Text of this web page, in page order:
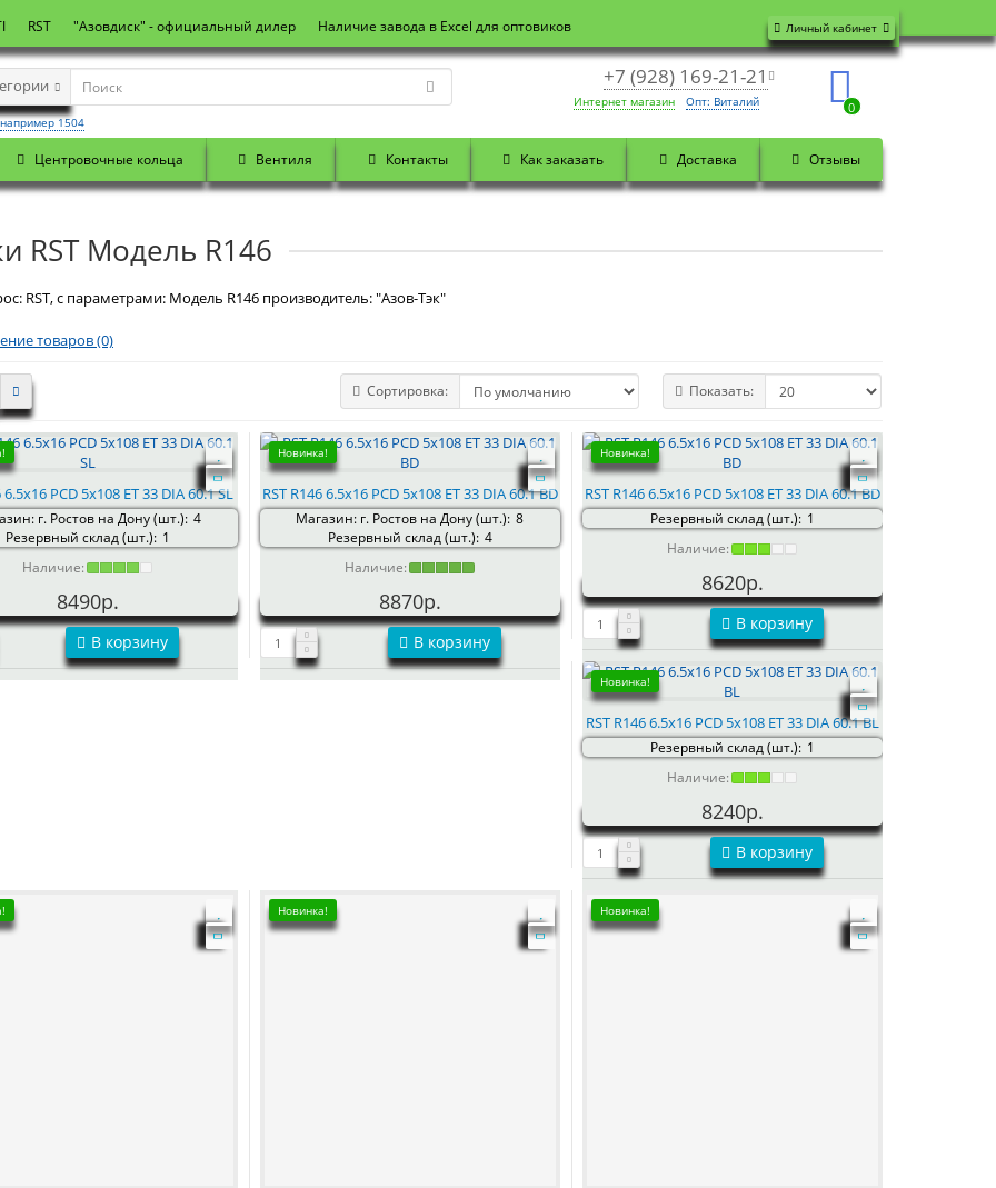
Личный кабинет
RST "Азовдиск" - официальный дилер Наличие завода в Excel для оптовиков
+7 (928) 169-21-21
Интернет магазин Опт: Виталий 0
например 1504
Центровочные кольца Вентиля Контакты Как заказать Доставка Отзывы
RST Модель R146
RST, с параметрами: Модель R146 производитель: "Азов-Тэк"
товаров (0)
Сортировка: Показать:
6.5x16 PCD 5x108 ET 33 DIA 60.1 SL
г. Ростов на Дону (шт.): 4
Резервный склад (шт.): 1
Наличие:
8490р.
В корзину
Новинка!
RST R146 6.5x16 PCD 5x108 ET 33 DIA 60.1 BD
Магазин: г. Ростов на Дону (шт.): 8
Резервный склад (шт.): 4
Наличие:
8870р.
В корзину
Новинка!
RST R146 6.5x16 PCD 5x108 ET 33 DIA 60.1 BD
Резервный склад (шт.): 1
Наличие:
8620р.
В корзину
Новинка!
RST R146 6.5x16 PCD 5x108 ET 33 DIA 60.1 BL
Резервный склад (шт.): 1
Наличие:
8240р.
В корзину
Новинка! Новинка!